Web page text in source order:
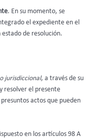
. En su momento, se
el expediente en el
estado de resolución.
jurisdiccional, a través de su
resolver el presente
actos que pueden
en los artículos 98 A